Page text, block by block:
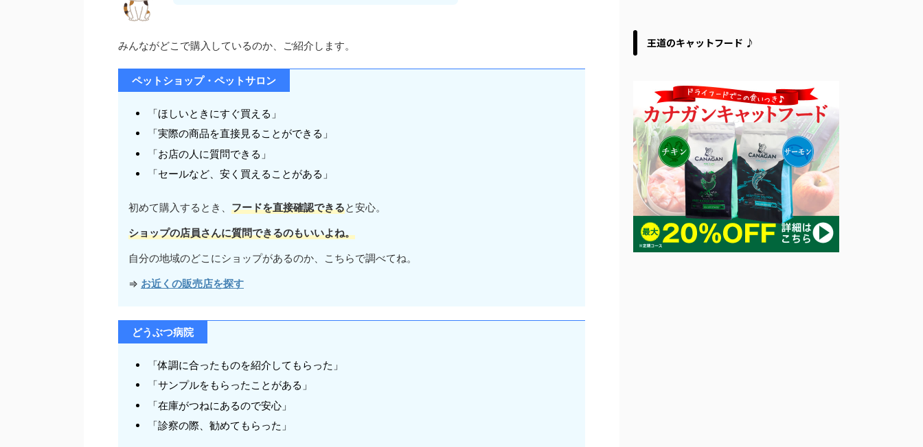
みんながどこで購入しているのか、ご紹介します。
ペットショップ・ペットサロン
「ほしいときにすぐ買える」
「実際の商品を直接見ることができる」
「お店の人に質問できる」
「セールなど、安く買えることがある」
初めて購入するとき、 フードを直接確認できると安心。
ショップの店員さんに質問できるのもいいよね。
自分の地域のどこにショップがあるのか、こちらで調べてね。
⇒ お近くの販売店を探す
どうぶつ病院
「体調に合ったものを紹介してもらった」
「サンプルをもらったことがある」
「在庫がつねにあるので安心」
「診察の際、勧めてもらった」
王道のキャットフード ♪